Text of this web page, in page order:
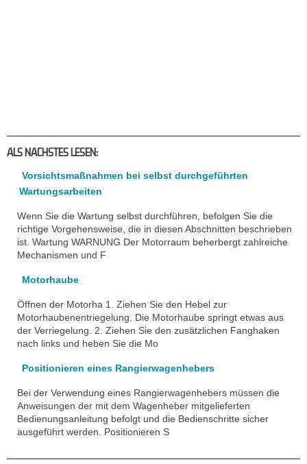
ALS NACHSTES LESEN:
Vorsichtsmaßnahmen bei selbst durchgeführten
Wartungsarbeiten
Wenn Sie die Wartung selbst durchführen, befolgen Sie die
richtige Vorgehensweise, die in diesen Abschnitten beschrieben
ist. Wartung WARNUNG Der Motorraum beherbergt zahlreiche
Mechanismen und F
Motorhaube
Öffnen der Motorha 1. Ziehen Sie den Hebel zur
Motorhaubenentriegelung. Die Motorhaube springt etwas aus
der Verriegelung. 2. Ziehen Sie den zusätzlichen Fanghaken
nach links und heben Sie die Mo
Positionieren eines Rangierwagenhebers
Bei der Verwendung eines Rangierwagenhebers müssen die
Anweisungen der mit dem Wagenheber mitgelieferten
Bedienungsanleitung befolgt und die Bedienschritte sicher
ausgeführt werden. Positionieren S